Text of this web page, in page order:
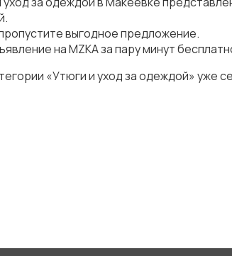
выгодное предложение.
на MZKA за пару минут
«Утюги и уход за одеждой» уже